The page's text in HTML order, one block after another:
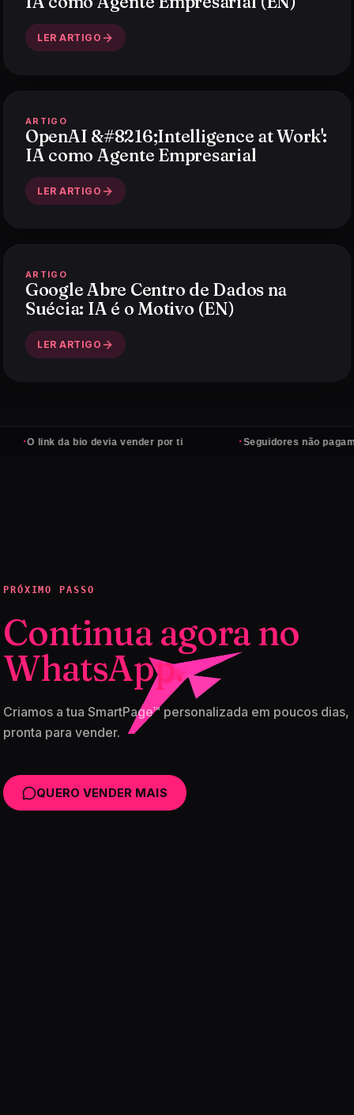
LER ARTIGO
ARTIGO
OpenAI &#8216;Intelligence at Work':
IA como Agente Empresarial
LER ARTIGO
ARTIGO
Google Abre Centro de Dados na
Suécia: IA é o Motivo (EN)
LER ARTIGO
O link da bio devia vender por ti Seguidores não pagam
PRÓXIMO PASSO
Continua agora no
WhatsApp.
Criamos a tua SmartPage™ personalizada em poucos dias,
pronta para vender.
QUERO VENDER MAIS